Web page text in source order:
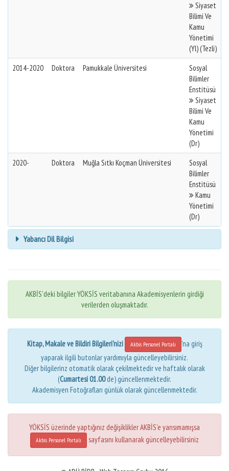
Siyaset
Bilimi Ve
Kamu
Yönetimi
(Yl) (Tezli)
2014-2020
Doktora Pamukkale Üniversitesi
Sosyal
Bilimler
Enstitüsü
Siyaset
Bilimi Ve
Kamu
Yönetimi
(Dr)
2020-
Doktora Muğla Sıtkı Koçman Üniversitesi
Sosyal
Bilimler
Enstitüsü
Kamu
Yönetimi
(Dr)
Yabancı Dil Bilgisi
AKBİS'deki bilgiler YÖKSİS veritabanına Akademisyenlerin girdiği
verilerden oluşmaktadır.
Kitap, Makale ve Bildiri Bilgileri'nizi Akbis Personel Portalı
'na giriş
yaparak ilgili butonlar yardımıyla güncelleyebilirsiniz.
Diğer bilgilerinz otomatik olarak çekilmektedir ve haftalık olarak
(Cumartesi 01.00de) güncellenmektedir.
Akademisyen Fotoğrafları günlük olarak güncellenmektedir.
YÖKSİS üzerinde yaptığınız değişiklikler AKBİS'e yansımamışsa
Akbis Personel Portalı sayfasını kullanarak güncelleyebilirsiniz